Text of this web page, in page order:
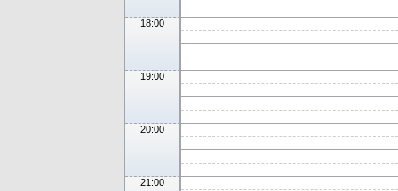
18:00
19:00
20:00
21:00